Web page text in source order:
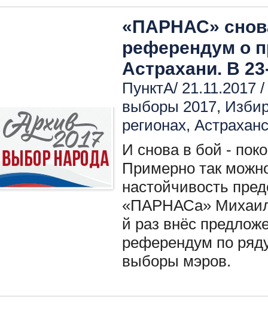
«ПАРНАС»
референдум о
Астрахани. В
ПунктА/ 21.11.2017 /
выборы 2017,
регионах,
И снова в бой -
Примерно так
настойчивость
«ПАРНАСа»
й раз внёс
референдум по
выборы мэров.